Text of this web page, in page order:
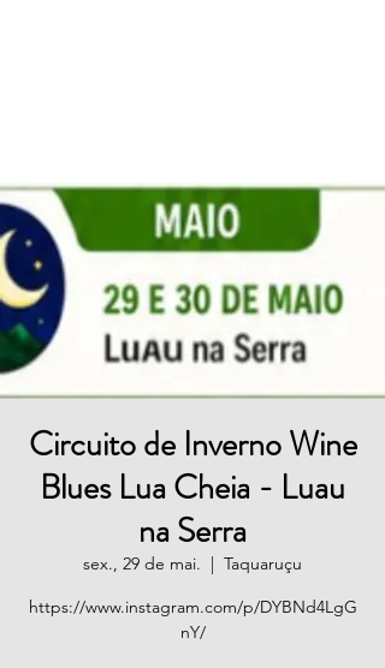
Circuito de Inverno Wine
Blues Lua Cheia - Luau
na Serra
sex., 29 de mai.
  |
Taquaruçu
https://www.instagram.com/p/DYBNd4LgG
nY/